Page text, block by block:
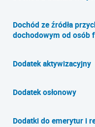
Dochód ze źródła
dochodowym od osób
Dodatek aktywizacyjny
Dodatek osłonowy
Dodatki do emerytur i